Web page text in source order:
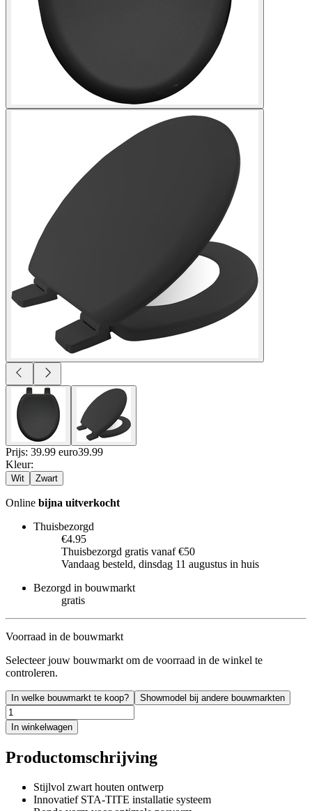
Prijs: 39.99 euro39.99
Kleur:
Wit Zwart
Online bijna uitverkocht
Thuisbezorgd
€4.95
Thuisbezorgd gratis vanaf €50
Vandaag besteld, dinsdag 11 augustus in huis
Bezorgd in bouwmarkt
gratis
Voorraad in de bouwmarkt
Selecteer jouw bouwmarkt om de voorraad in de winkel te
controleren.
In welke bouwmarkt te koop? Showmodel bij andere bouwmarkten
In winkelwagen
Productomschrijving
Stijlvol zwart houten ontwerp
Innovatief STA-TITE installatie systeem